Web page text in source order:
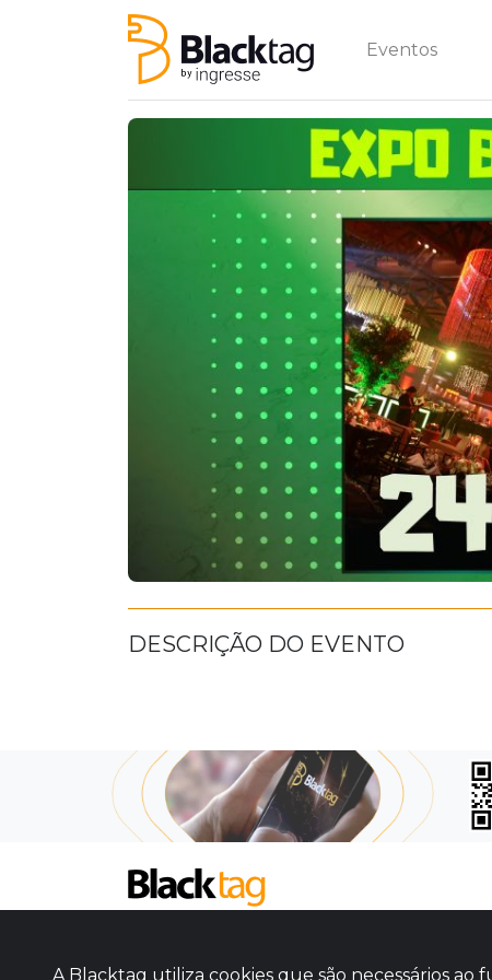
Eventos
DESCRIÇÃO DO EVENTO
A Blacktag utiliza cookies que são necessários